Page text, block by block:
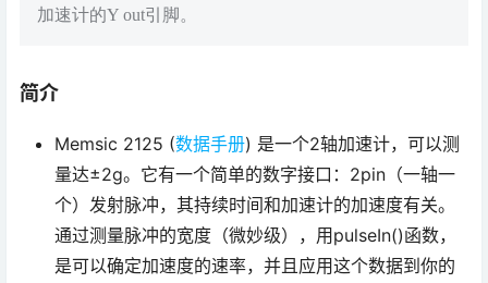
加速计的Y out引脚。
简介
Memsic 2125 (数据手册) 是一个2轴加速计，可以测
量达±2g。它有一个简单的数字接口：2pin（一轴一
个）发射脉冲，其持续时间和加速计的加速度有关。
通过测量脉冲的宽度（微妙级），用pulseIn()函数，
是可以确定加速度的速率，并且应用这个数据到你的